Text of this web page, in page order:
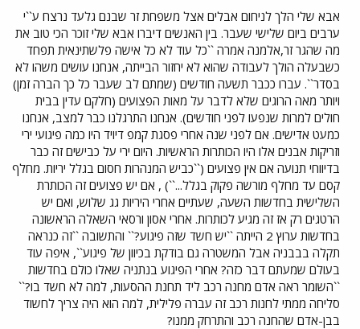
ך
אבא שלי הלך לניחום אבלים אצל משפחת זר שבנם גלעד נרצח ע``י
ערבים ביום שלישי שעבר. בין האנשים דיברו אבא שלי זוכר הכי טוב את
מה שהגר זר,אלמנה אמרה ``כל עוד לא כל אישה פלשתינאית תפחד
כשבעלה הולך לעבודה שהוא לא יחזור הבייתה, אנחנו עושים משהו לא
בסדר``. עברו ככבר תשעה חודשים (שמתם לב שעבר כל כך הברה זמן)
ויותר מאה הרוגים שלא לדבר על מאות הפצועים (חלקם עדין בבית
חולים למרות שנפעו לפני חודשים). אנחנו התרגלנו כבר למצב, אנחנו
כמעט אדישים. אם לפני שנה אחרי פסגת קמפ דיויד היו כמה פיגועי ירי
וזריקות אבנים אלו היו הכותרות הראשיות. היום ירי על כבישים זה כבר
בדיווחי תנועה אם אין פצועים (``כביש המנהרות חסום בגלל יריות. מחלף
קסם עד מחלף מורשה פקוק בגלל...``) , אם יש פצועים זה הכותרת
השלישית בחדשות השעה, שעתיים אחרי היריות גג שלוש, ואם יש
הרטגים רק אז זה מגיע לכותרות. אחרי אסון ורסאי השאלה הראשונה
בחדשות ערוץ 2 הייתה ``יש חשד שזה פיגוע?`` והתשובה ``זה כנראה
תקלה בבבניה אבל המשטרה גם בודקת בכיוון של פיגוע``, איפה עוד
בעולם שמעתם דבר כזה? אחרי הפיגוע בנתניה שאלו כולם בחדשות
``השומר ראה אדם מחנה רכב ליד תחנת ההסעות, למה לא חשד בו?``
סליחה ממתי לחנות רכב זה עברה פלילית, למה הוא היה צריך לחשוד
בבן-אדם שהחנה רכב והתרחק ממנו?